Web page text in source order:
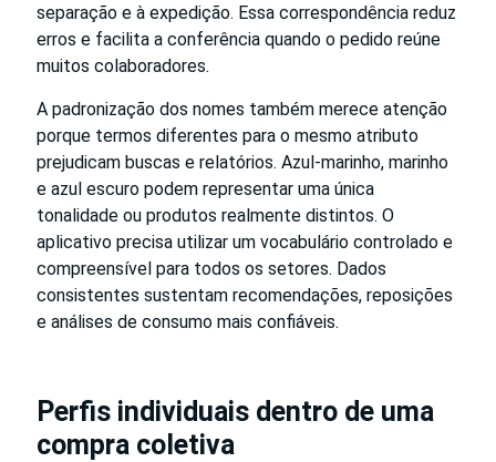
separação e à expedição. Essa correspondência reduz
erros e facilita a conferência quando o pedido reúne
muitos colaboradores.
A padronização dos nomes também merece atenção
porque termos diferentes para o mesmo atributo
prejudicam buscas e relatórios. Azul-marinho, marinho
e azul escuro podem representar uma única
tonalidade ou produtos realmente distintos. O
aplicativo precisa utilizar um vocabulário controlado e
compreensível para todos os setores. Dados
consistentes sustentam recomendações, reposições
e análises de consumo mais confiáveis.
Perfis individuais dentro de uma
compra coletiva